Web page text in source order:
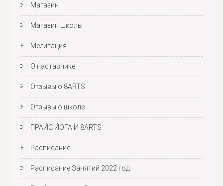
Магазин
Магазин школы
Медитация
О наставнике
Отзывы о 8ARTS
Отзывы о школе
ПРАЙС ЙОГА И 8ARTS
Расписание
Расписание Занятий 2022 год.